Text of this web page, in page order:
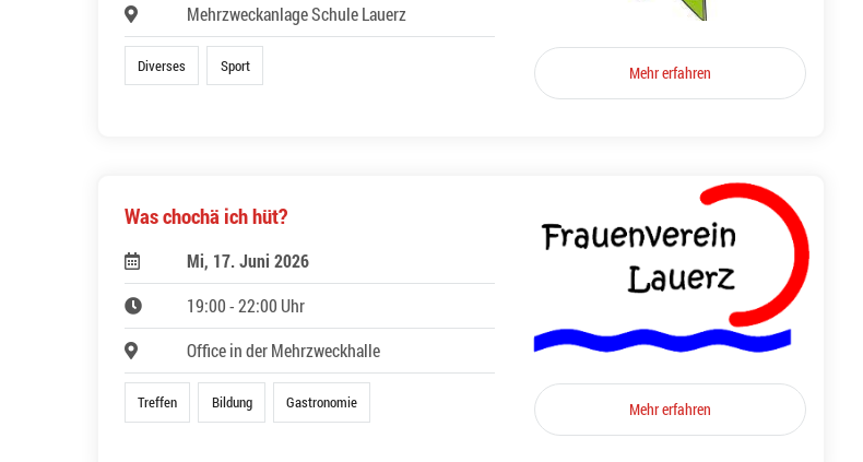
Mehrzweckanlage Schule Lauerz
Diverses Sport Mehr erfahren
Was chochä ich hüt?
Mi, 17. Juni 2026
19:00 - 22:00 Uhr
Office in der Mehrzweckhalle
Treffen Bildung Gastronomie Mehr erfahren